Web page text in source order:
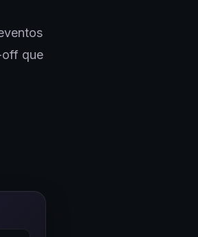
off que